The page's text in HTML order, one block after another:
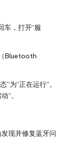
车，打开“服
Bluetooth
”为“正在运行”。
”。
现并修复蓝牙问